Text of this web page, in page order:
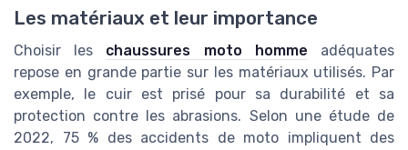
Les matériaux et leur importance
Choisir les chaussures moto homme adéquates
repose en grande partie sur les matériaux utilisés. Par
exemple, le cuir est prisé pour sa durabilité et sa
protection contre les abrasions. Selon une étude de
2022, 75 % des accidents de moto impliquent des